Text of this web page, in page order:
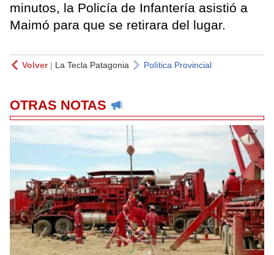
minutos, la Policía de Infantería asistió a
Maimó para que se retirara del lugar.
Volver| La Tecla Patagonia Política Provincial
OTRAS NOTAS